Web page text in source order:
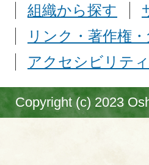
組織から探す
リンク・著作権
アクセシビリティ
Copyright (c) 2023